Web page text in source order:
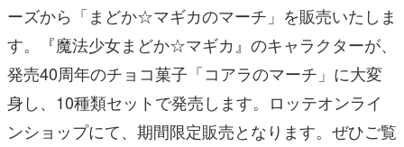
ーズから「まどか☆マギカのマーチ」を販売いたしま
す。『魔法少女まどか☆マギカ』のキャラクターが、
発売40周年のチョコ菓子「コアラのマーチ」に大変
身し、10種類セットで発売します。ロッテオンライ
ンショップにて、期間限定販売となります。ぜひご覧